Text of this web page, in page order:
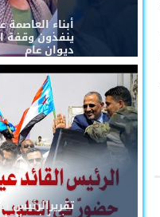
أبناء
ينفذون وقفة
ديوان عام
تقريرالرئيس